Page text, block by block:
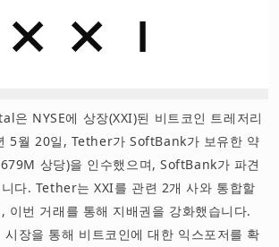
은 NYSE에 상장(XXI)된 비트코인 트레저리
5월 20일, Tether가 SoftBank가 보유한 약
상당)을 인수했으며, SoftBank가 파견
다. Tether는 XXI를 관련 2개 사와 통합할
이번 거래를 통해 지배권을 강화했습니다.
시장을 통해 비트코인에 대한 익스포저를 확